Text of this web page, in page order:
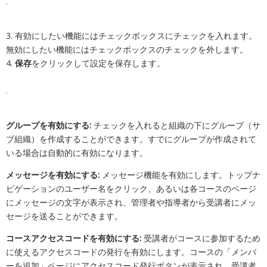
3. 有効にしたい機能にはチェックボックスにチェックを入れます。
無効にしたい機能にはチェックボックスのチェックを外します。
4. 保存をクリックして設定を保存します。
グループを有効にする: チェックを入れると組織の下にグループ（サ
ブ組織）を作成することができます。すでにグループが作成されて
いる場合は自動的に有効になります。
メッセージを有効にする: メッセージ機能を有効にします。トップナ
ビゲーションのユーザー名をクリック、あるいは各コースのページ
にメッセージの文字が表示され、管理者や指導者から受講者にメッ
セージを送ることができます。
コースアクセスコードを有効にする: 受講者がコースに参加するため
に使えるアクセスコードの発行を有効にします。コースの「メンバ